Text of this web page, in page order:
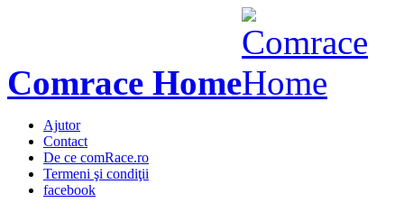
Comrace Home
Ajutor
Contact
De ce comRace.ro
Termeni şi condiţii
facebook